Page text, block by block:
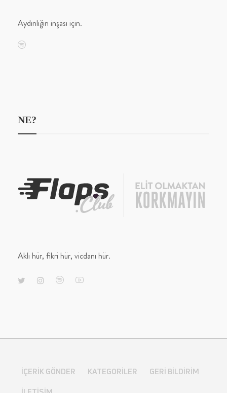
Aydınlığın inşası için.
NE?
Aklı hür, fikri hür, vicdanı hür.
İÇERIK GÖNDER KATEGORILER
GERI BILDIRIM